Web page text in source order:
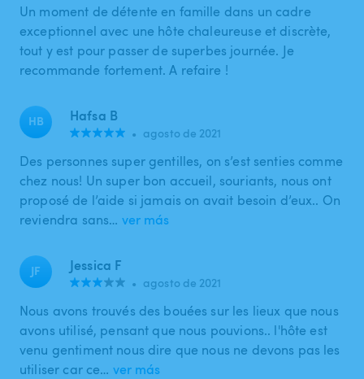
Un moment de détente en famille dans un cadre
exceptionnel avec une hôte chaleureuse et discrète,
tout y est pour passer de superbes journée. Je
recommande fortement. A refaire !
HB Hafsa B
• agosto de 2021
Des personnes super gentilles, on s’est senties comme
chez nous! Un super bon accueil, souriants, nous ont
proposé de l’aide si jamais on avait besoin d’eux.. On
reviendra sans… ver más
JF Jessica F
• agosto de 2021
Nous avons trouvés des bouées sur les lieux que nous
avons utilisé, pensant que nous pouvions.. l'hôte est
venu gentiment nous dire que nous ne devons pas les
utiliser car ce… ver más